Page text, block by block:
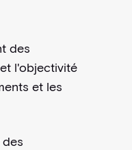
des
l'objectivité
et les